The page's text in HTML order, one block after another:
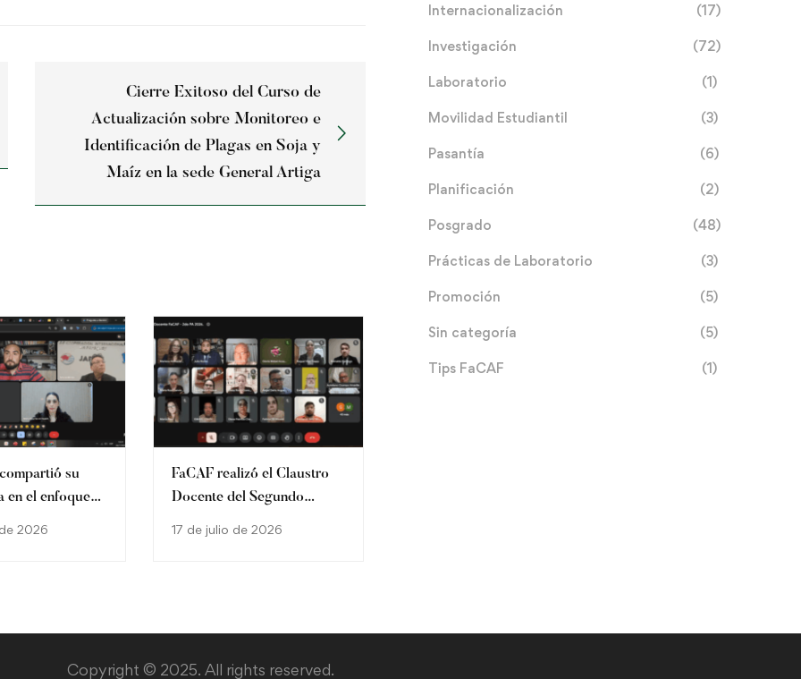
Cierre Exitoso del Curso de
Actualización sobre Monitoreo e
Identificación de Plagas en Soja y
Maíz en la sede General Artiga
su
en el enfoque
2026
FaCAF realizó el Claustro
Docente del Segundo
17 de julio de 2026
Netiquetas en Entornos
Internacionalización (17)
Investigación (72)
Laboratorio (1)
Movilidad Estudiantil (3)
Pasantía (6)
Planificación (2)
Posgrado (48)
Prácticas de Laboratorio (3)
Promoción (5)
Sin categoría (5)
Tips FaCAF (1)
Copyright © 2025. All rights reserved.